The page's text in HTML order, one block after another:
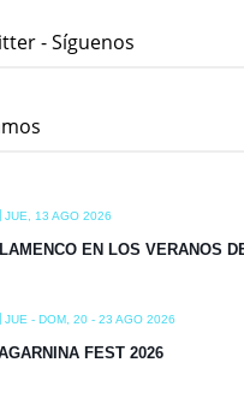
- Síguenos
JUE, 13 AGO 2026
EN LOS VERANOS
JUE - DOM, 20 - 23 AGO 2026
FEST 2026